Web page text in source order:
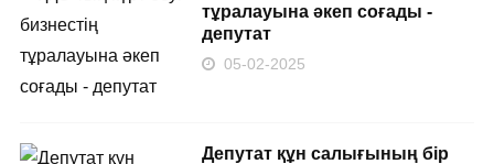
тұралауына әкеп соғады -
депутат
05-02-2025
Депутат құн салығының бір